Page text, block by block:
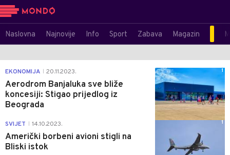
Naslovna Najnovije Info Sport Zabava Magazin
EKONOMIJA 20.11.2023.
Aerodrom Banjaluka sve bliže
koncesiji: Stigao prijedlog iz
Beograda
1
SVIJET 14.10.2023.
Američki borbeni avioni stigli na
Bliski istok
1